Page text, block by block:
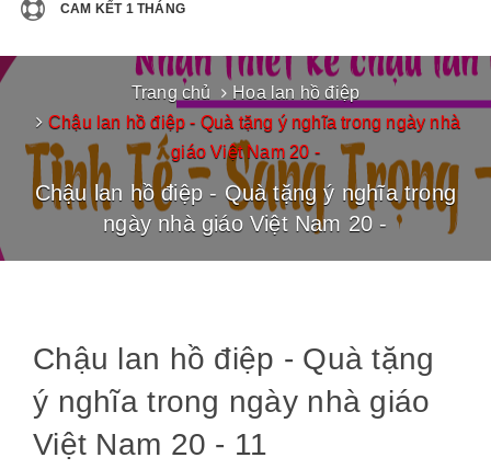
CAM KẾT 1 THÁNG
Trang chủ
Hoa lan hồ điệp
Chậu lan hồ điệp - Quà tặng ý nghĩa trong ngày nhà
giáo Việt Nam 20 -
Chậu lan hồ điệp - Quà tặng ý nghĩa trong
ngày nhà giáo Việt Nam 20 -
Chậu lan hồ điệp - Quà tặng
ý nghĩa trong ngày nhà giáo
Việt Nam 20 - 11